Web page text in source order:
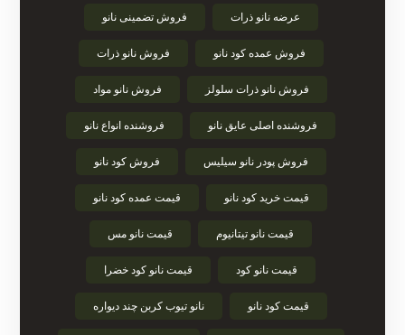
عرضه نانو ذرات فروش تضمینی نانو
فروش عمده کود نانو فروش نانو ذرات
فروش نانو ذرات سلولز فروش نانو مواد
فروشنده اصلی عایق نانو فروشنده انواع نانو
فروش پودر نانو سیلیس فروش کود نانو
قیمت خرید کود نانو قیمت عمده کود نانو
قیمت نانو تیتانیوم قیمت نانو مس
قیمت نانو کود قیمت نانو کود خضرا
قیمت کود نانو نانو تیوب کربن چند دیواره